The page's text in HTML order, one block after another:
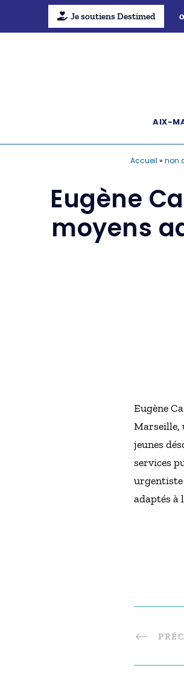
Je soutiens Destimed
AIX-
Accueil » non
Eugène
moyens
Eugène
Marseille,
jeunes
services
urgentiste
adaptés à